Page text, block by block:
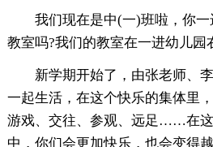
我们现在是中(一)班啦，你
教室吗?我们的教室在一进幼儿园
新学期开始了，由张老师、
一起生活，在这个快乐的集体里
游戏、交往、参观、远足……在
中，你们会更加快乐，也会变得